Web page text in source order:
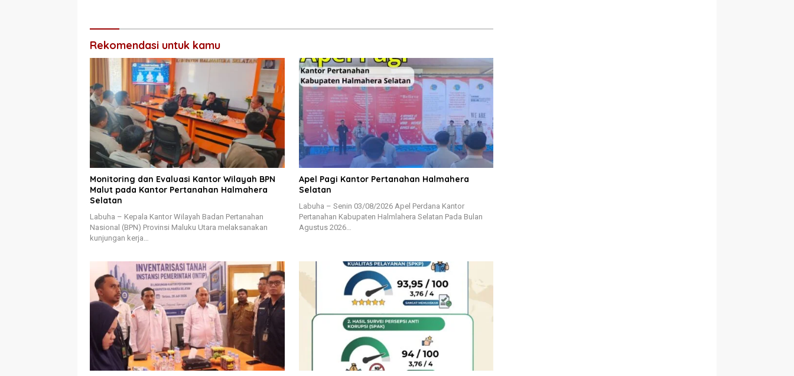
Rekomendasi untuk kamu
Monitoring dan Evaluasi Kantor Wilayah BPN
Malut pada Kantor Pertanahan Halmahera
Selatan
Labuha – Kepala Kantor Wilayah Badan Pertanahan
Nasional (BPN) Provinsi Maluku Utara melaksanakan
kunjungan kerja…
Apel Pagi Kantor Pertanahan Halmahera
Selatan
Labuha – Senin 03/08/2026 Apel Perdana Kantor
Pertanahan Kabupaten Halmlahera Selatan Pada Bulan
Agustus 2026…